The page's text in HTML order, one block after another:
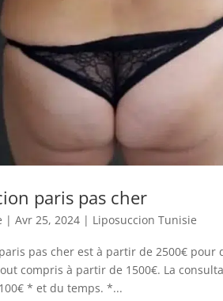
paris pas cher
|Avr 25, 2024 | Liposuccion Tunisie
pas cher est à partir de 2500€ pour
compris à partir de 1500€. La
* et du temps. *...